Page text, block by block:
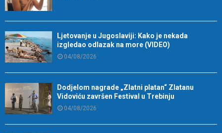
Ljetovanje u Jugoslaviji: Kako je nekada
izgledao odlazak na more (VIDEO)
04/08/2026
Dodjelom nagrade „Zlatni platan“ Zlatanu
Vidoviću završen Festival u Trebinju
04/08/2026